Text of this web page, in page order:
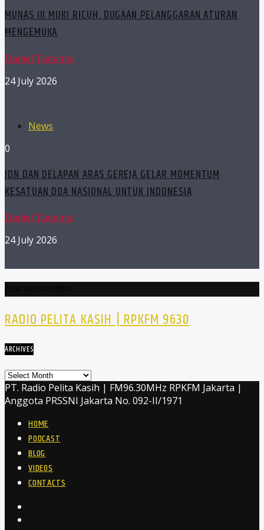
MUNAS III MUKI RICUH, DUGAAN PELANGGARAN ATURAN
MENGEMUKA
Daniel Tanamal
24 July 2026
News
0
JDN DAN DELAPAN ARAS GEREJA GELAR MOMENTUM
KESATUAN DOA NASIONAL UNTUK INDONESIA
Daniel Tanamal
24 July 2026
RADIO PELITA KASIH | RPKFM 9630
ARCHIVES
Archives
PT. Radio Pelita Kasih | FM96.30MHz RPKFM Jakarta |
Anggota PRSSNI Jakarta No. 092-II/1971
HOME
PODCAST
BLOG
VIDEOS
CONTACTS